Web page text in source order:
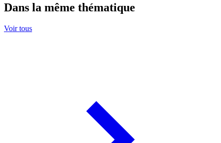
Dans la même thématique
Voir tous